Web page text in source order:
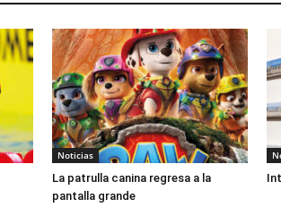
Noticias
La patrulla canina regresa a la
pantalla grande